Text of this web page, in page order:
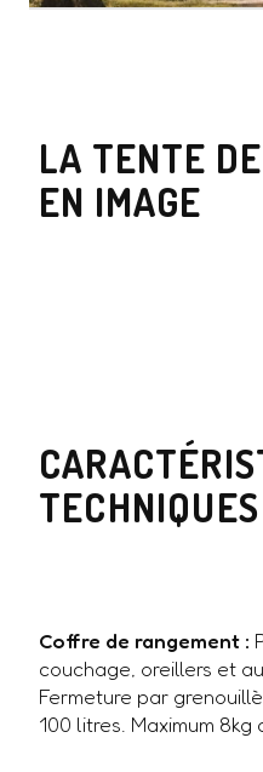
LA TENTE
EN IMAGE
TECHNIQUES
Coffre de rangement :
couchage, oreillers et
Fermeture par
100 litres. Maximum 8kg